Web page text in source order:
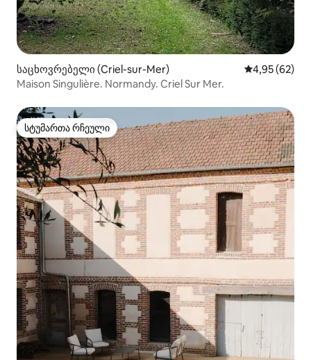
საცხოვრებელი (Criel-sur-Mer) საშუალო
4,95 (62)
Maison Singulière. Normandy. Criel Sur Mer.
სტუმართა რჩეული
სტუმართა რჩეული